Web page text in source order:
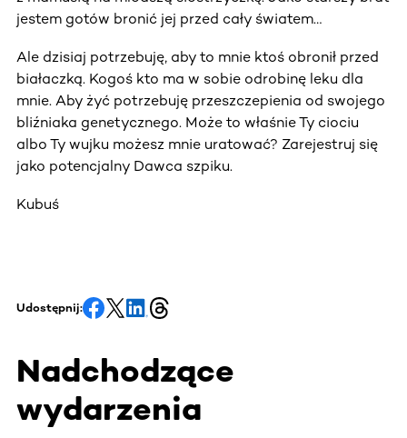
jestem gotów bronić jej przed cały światem…
Ale dzisiaj potrzebuję, aby to mnie ktoś obronił przed
białaczką. Kogoś kto ma w sobie odrobinę leku dla
mnie. Aby żyć potrzebuję przeszczepienia od swojego
bliźniaka genetycznego. Może to właśnie Ty ciociu
albo Ty wujku możesz mnie uratować? Zarejestruj się
jako potencjalny Dawca szpiku.
Kubuś
Udostępnij:
Nadchodzące
wydarzenia